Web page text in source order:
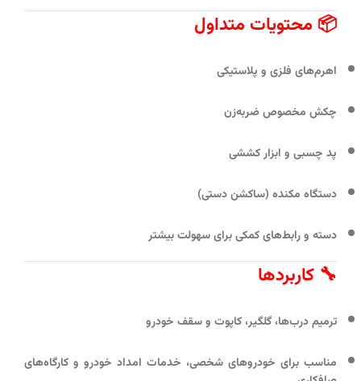
📦 محتویات متداول
اهرم‌های فلزی و پلاستیکی
چکش مخصوص ضربه‌زن
پد چسبی و ابزار کششی
دستگاه مکنده (ساکشن دستی)
دسته‌ و رابط‌های کمکی برای سهولت بیشتر
🔧 کاربردها
ترمیم درب‌ها، گلگیر، کاپوت و سقف خودرو
مناسب برای خودروهای شخصی، خدمات امداد خودرو و کارگاه‌های